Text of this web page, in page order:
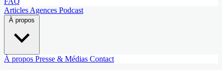
Articles Agences Podcast
À propos Presse & Médias Contact